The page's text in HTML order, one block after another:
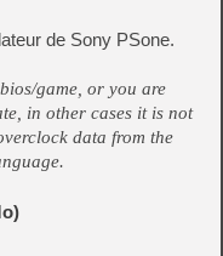
de Sony PSone.
game, or you are
in other cases it is not
data from the